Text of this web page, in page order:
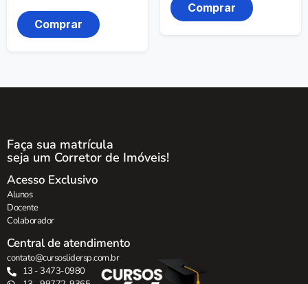
Comprar
Comprar
Faça sua matrícula
seja um Corretor de Imóveis!
Acesso Exclusivo
Alunos
Docente
Colaborador
Central de atendimento
contato@cursoslidersp.com.br
13 - 3473-0980